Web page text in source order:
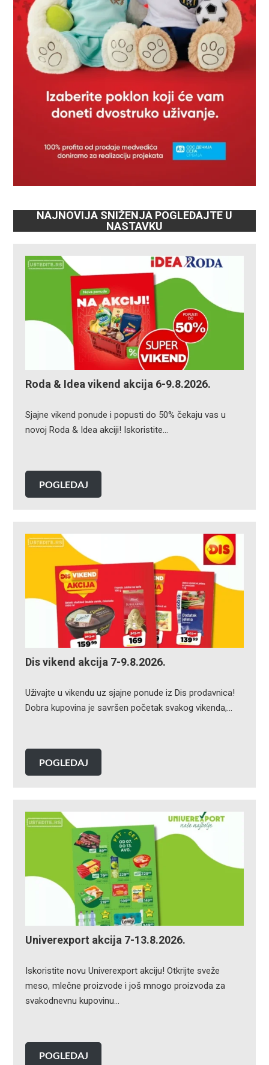
NAJNOVIJA SNIŽENJA POGLEDAJTE U
NASTAVKU
Roda & Idea vikend akcija 6-9.8.2026.
Sjajne vikend ponude i popusti do 50% čekaju vas u
novoj Roda & Idea akciji! Iskoristite…
POGLEDAJ
Dis vikend akcija 7-9.8.2026.
Uživajte u vikendu uz sjajne ponude iz Dis prodavnica!
Dobra kupovina je savršen početak svakog vikenda,…
POGLEDAJ
Univerexport akcija 7-13.8.2026.
Iskoristite novu Univerexport akciju! Otkrijte sveže
meso, mlečne proizvode i još mnogo proizvoda za
svakodnevnu kupovinu…
POGLEDAJ